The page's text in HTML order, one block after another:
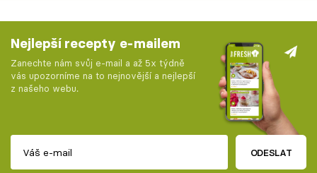
Nejlepší recepty e-mailem
Zanechte nám svůj e-mail a až 5x týdně
vás upozorníme na to nejnovější a nejlepší
z našeho webu.
ODESLAT